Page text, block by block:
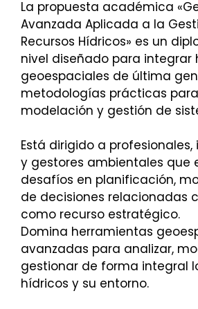
La propuesta académica
Avanzada Aplicada a la
Recursos Hídricos» es un
nivel diseñado para integrar
geoespaciales de última
metodologías prácticas
modelación y gestión de
Está dirigido a
y gestores ambientales que
desafíos en planificación,
de decisiones relacionadas
como recurso estratégico.
Domina herramientas
avanzadas para analizar,
gestionar de forma integral
hídricos y su entorno.